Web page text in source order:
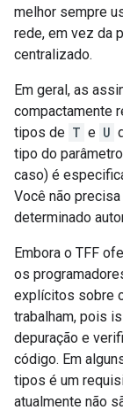
melhor sempre
rede, em vez da
centralizado.
Em geral, as
compactamente
tipos de T e U
tipo do
caso) é
Você não
determinado
Embora o TFF
os
explícitos sobre
trabalham, pois
depuração e
código. Em
tipos é um
atualmente não